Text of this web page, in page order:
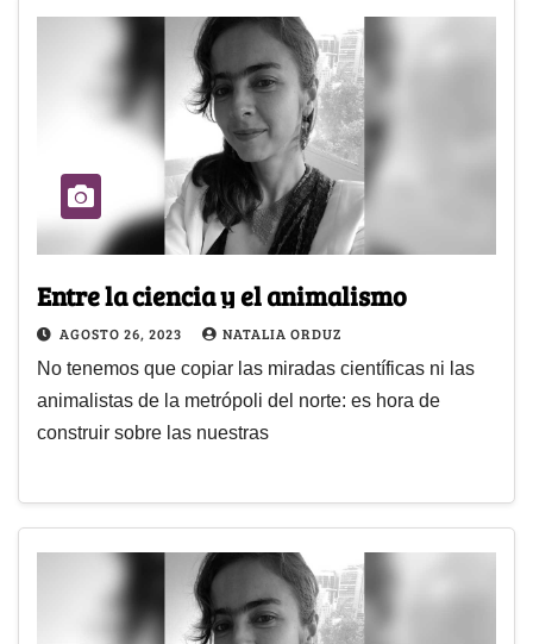
Entre la ciencia y el animalismo
AGOSTO 26, 2023 NATALIA ORDUZ
No tenemos que copiar las miradas científicas ni las
animalistas de la metrópoli del norte: es hora de
construir sobre las nuestras